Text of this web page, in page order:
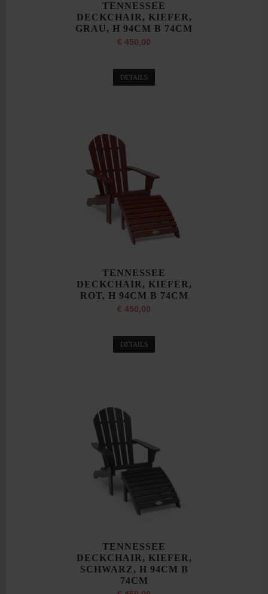
TENNESSEE
DECKCHAIR, KIEFER,
GRAU, H 94CM B 74CM
€ 450,00
DETAILS
TENNESSEE
DECKCHAIR, KIEFER,
ROT, H 94CM B 74CM
€ 450,00
DETAILS
TENNESSEE
DECKCHAIR, KIEFER,
SCHWARZ, H 94CM B
74CM